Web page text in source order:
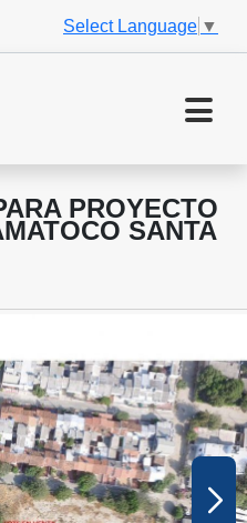
Select Language ▼
PROYECTO
SANTA